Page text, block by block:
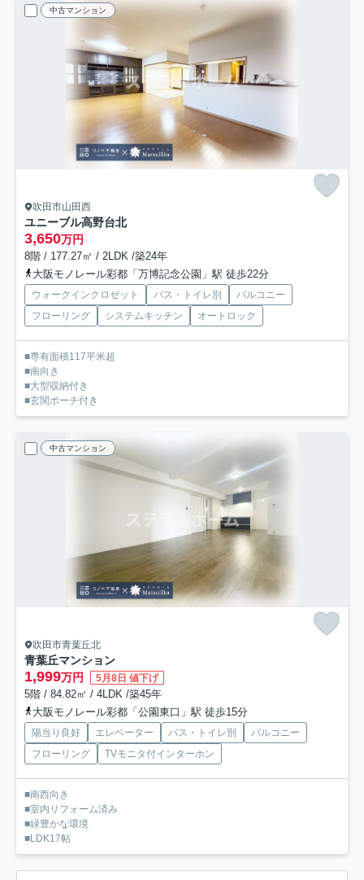
中古マンション
吹田市山田西
ユニーブル高野台北
3,650万円
8階 / 177.27㎡ / 2LDK /築24年
大阪モノレール彩都「万博記念公園」駅 徒歩22分
ウォークインクロゼット バス・トイレ別
バルコニー
フローリング
システムキッチン オートロック
■専有面積117平米超
■南向き
■大型収納付き
■玄関ポーチ付き
中古マンション
吹田市青葉丘北
青葉丘マンション
1,999万円 5月8日 値下げ
5階 / 84.82㎡ / 4LDK /築45年
大阪モノレール彩都「公園東口」駅 徒歩15分
陽当り良好 エレベーター バス・トイレ別
バルコニー
フローリング
TVモニタ付インターホン
■南西向き
■室内リフォーム済み
■緑豊かな環境
■LDK17帖